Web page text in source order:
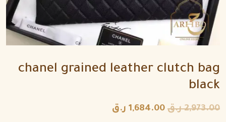
chanel grained leather clutch bag
black
2,973.00 ر.ق 1,684.00 ر.ق